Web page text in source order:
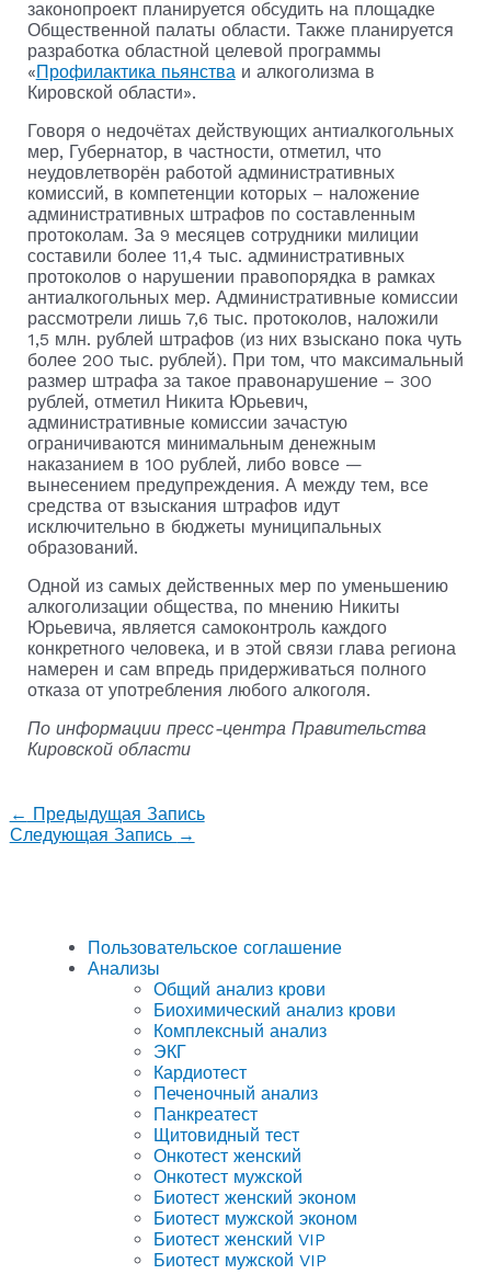
законопроект планируется обсудить на площадке
Общественной палаты области. Также планируется
разработка областной целевой программы
«Профилактика пьянства и алкоголизма в
Кировской области».
Говоря о недочётах действующих антиалкогольных
мер, Губернатор, в частности, отметил, что
неудовлетворён работой административных
комиссий, в компетенции которых – наложение
административных штрафов по составленным
протоколам. За 9 месяцев сотрудники милиции
составили более 11,4 тыс. административных
протоколов о нарушении правопорядка в рамках
антиалкогольных мер. Административные комиссии
рассмотрели лишь 7,6 тыс. протоколов, наложили
1,5 млн. рублей штрафов (из них взыскано пока чуть
более 200 тыс. рублей). При том, что максимальный
размер штрафа за такое правонарушение – 300
рублей, отметил Никита Юрьевич,
административные комиссии зачастую
ограничиваются минимальным денежным
наказанием в 100 рублей, либо вовсе —
вынесением предупреждения. А между тем, все
средства от взыскания штрафов идут
исключительно в бюджеты муниципальных
образований.
Одной из самых действенных мер по уменьшению
алкоголизации общества, по мнению Никиты
Юрьевича, является самоконтроль каждого
конкретного человека, и в этой связи глава региона
намерен и сам впредь придерживаться полного
отказа от употребления любого алкоголя.
По информации пресс-центра Правительства
Кировской области
← Предыдущая Запись
Следующая Запись →
Пользовательское соглашение
Анализы
Общий анализ крови
Биохимический анализ крови
Комплексный анализ
ЭКГ
Кардиотест
Печеночный анализ
Панкреатест
Щитовидный тест
Онкотест женский
Онкотест мужской
Биотест женский эконом
Биотест мужской эконом
Биотест женский VIP
Биотест мужской VIP